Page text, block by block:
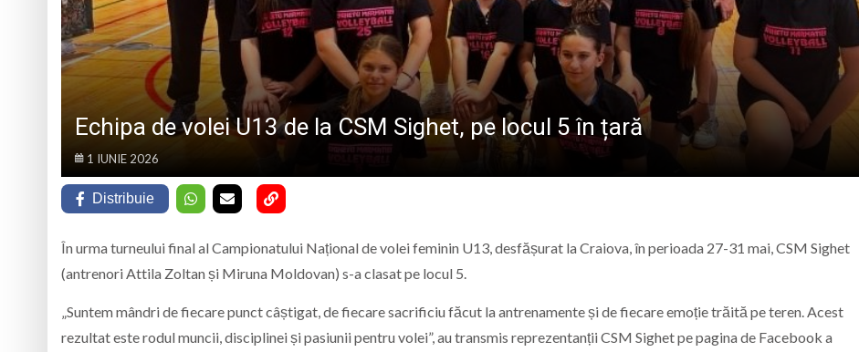
Echipa de volei U13 de la CSM Sighet, pe locul 5 în țară
1 IUNIE 2026
Distribuie
În urma turneului final al Campionatului Național de volei feminin U13, desfășurat la Craiova, în perioada 27-31 mai, CSM Sighet
(antrenori Attila Zoltan și Miruna Moldovan) s-a clasat pe locul 5.
„Suntem mândri de fiecare punct câștigat, de fiecare sacrificiu făcut la antrenamente și de fiecare emoție trăită pe teren. Acest
rezultat este rodul muncii, disciplinei și pasiunii pentru volei”, au transmis reprezentanții CSM Sighet pe pagina de Facebook a